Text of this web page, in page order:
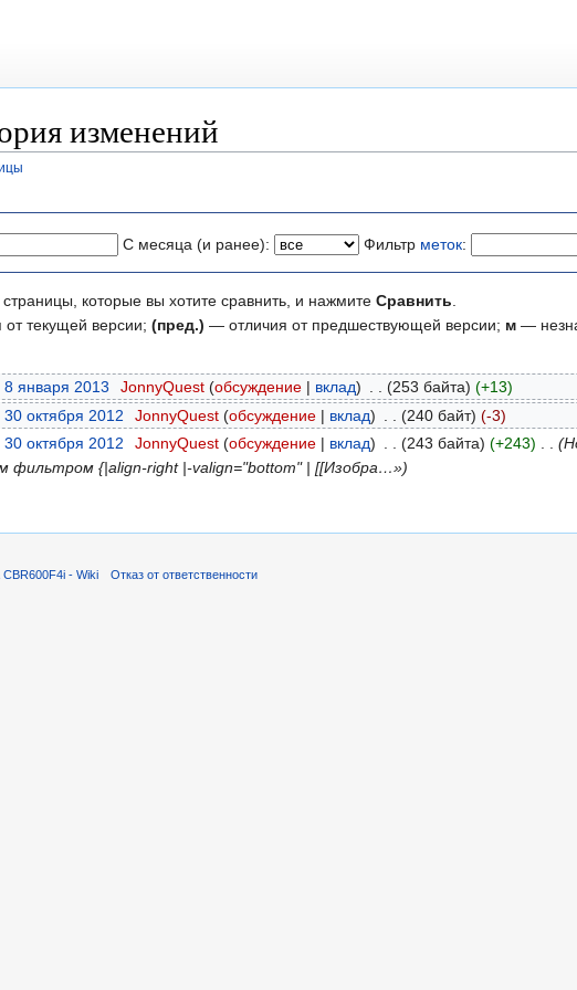
изменений
С месяца (и ранее): Фильтр меток:
которые вы хотите сравнить, и нажмите Сравнить
текущей версии; (пред.) — отличия от предшествующей версии; м —
8 января 2013 JonnyQuest обсуждение вклад 253 байта
+13
30 октября 2012 JonnyQuest обсуждение вклад 240 байт
-3
30 октября 2012 JonnyQuest обсуждение вклад 243 байта +243
фильтром {|align-right |-valign="bottom" | [[Изобра…»
- Wiki Отказ от ответственности